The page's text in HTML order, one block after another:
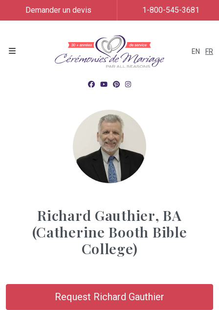
EN FR
Demander un devis 1-800-545-3681
Richard Gauthier, BA
(Catherine Booth Bible
College)
Request Richard Gauthier